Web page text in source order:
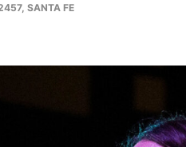
SANTA FE